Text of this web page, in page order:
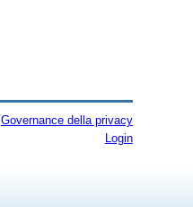
Governance della privacy
Login